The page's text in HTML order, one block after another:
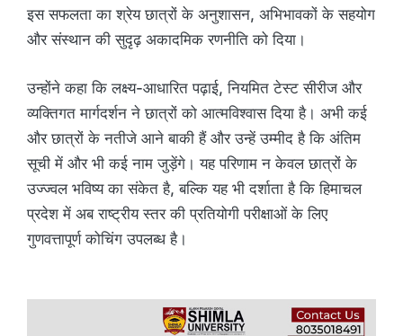
इस सफलता का श्रेय छात्रों के अनुशासन, अभिभावकों के सहयोग
और संस्थान की सुदृढ़ अकादमिक रणनीति को दिया।
उन्होंने कहा कि लक्ष्य-आधारित पढ़ाई, नियमित टेस्ट सीरीज और
व्यक्तिगत मार्गदर्शन ने छात्रों को आत्मविश्वास दिया है। अभी कई
और छात्रों के नतीजे आने बाकी हैं और उन्हें उम्मीद है कि अंतिम
सूची में और भी कई नाम जुड़ेंगे। यह परिणाम न केवल छात्रों के
उज्ज्वल भविष्य का संकेत है, बल्कि यह भी दर्शाता है कि हिमाचल
प्रदेश में अब राष्ट्रीय स्तर की प्रतियोगी परीक्षाओं के लिए
गुणवत्तापूर्ण कोचिंग उपलब्ध है।